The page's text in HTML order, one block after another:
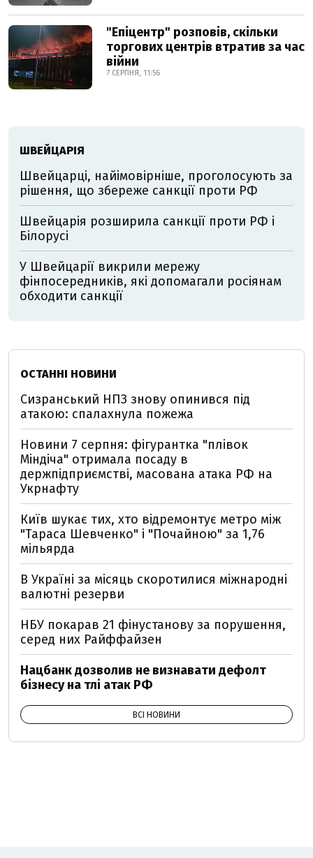
"Епіцентр" розповів, скільки
торгових центрів втратив за час
війни
7 СЕРПНЯ, 11:56
ШВЕЙЦАРІЯ
Швейцарці, найімовірніше, проголосують за
рішення, що збереже санкції проти РФ
Швейцарія розширила санкції проти РФ і
Білорусі
У Швейцарії викрили мережу
фінпосередників, які допомагали росіянам
обходити санкції
ОСТАННІ НОВИНИ
Сизранський НПЗ знову опинився під
атакою: спалахнула пожежа
Новини 7 серпня: фігурантка "плівок
Міндіча" отримала посаду в
держпідприємстві, масована атака РФ на
Укрнафту
Київ шукає тих, хто відремонтує метро між
"Тараса Шевченко" і "Почайною" за 1,76
мільярда
В Україні за місяць скоротилися міжнародні
валютні резерви
НБУ покарав 21 фінустанову за порушення,
серед них Райффайзен
Нацбанк дозволив не визнавати дефолт
бізнесу на тлі атак РФ
ВСІ НОВИНИ